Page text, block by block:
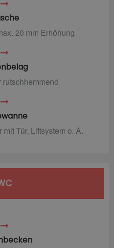
20 mm Erhöhung
rutschhemmend
Tür, Liftsystem o. Ä.